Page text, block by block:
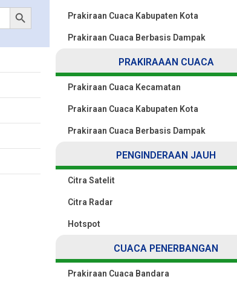
Search Button
Prakiraan Cuaca Kabupaten Kota
Prakiraan Cuaca Berbasis Dampak
PRAKIRAAAN CUACA
Prakiraan Cuaca Kecamatan
Prakiraan Cuaca Kabupaten Kota
Prakiraan Cuaca Berbasis Dampak
PENGINDERAAN JAUH
Citra Satelit
Citra Radar
Hotspot
CUACA PENERBANGAN
Prakiraan Cuaca Bandara